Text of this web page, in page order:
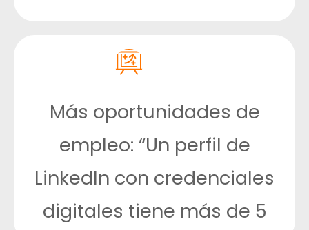
Más oportunidades de
empleo: “Un perfil de
LinkedIn con credenciales
digitales tiene más de 5